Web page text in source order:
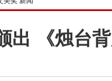
出 《烛台